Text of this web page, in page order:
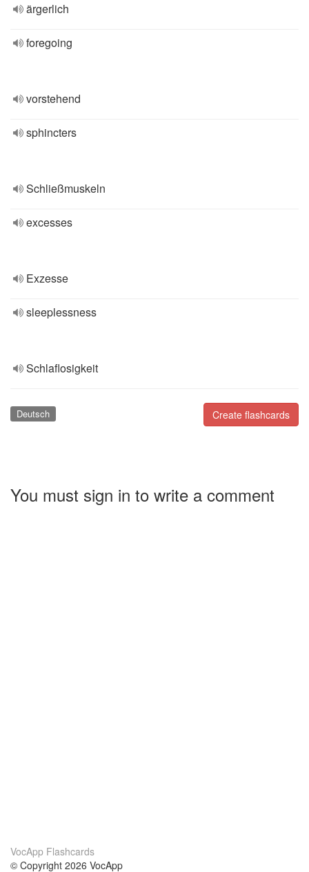
ärgerlich
foregoing
vorstehend
sphincters
Schließmuskeln
excesses
Exzesse
sleeplessness
Schlaflosigkeit
Create flashcards
Deutsch
You must sign in to write a comment
VocApp Flashcards
© Copyright 2026 VocApp